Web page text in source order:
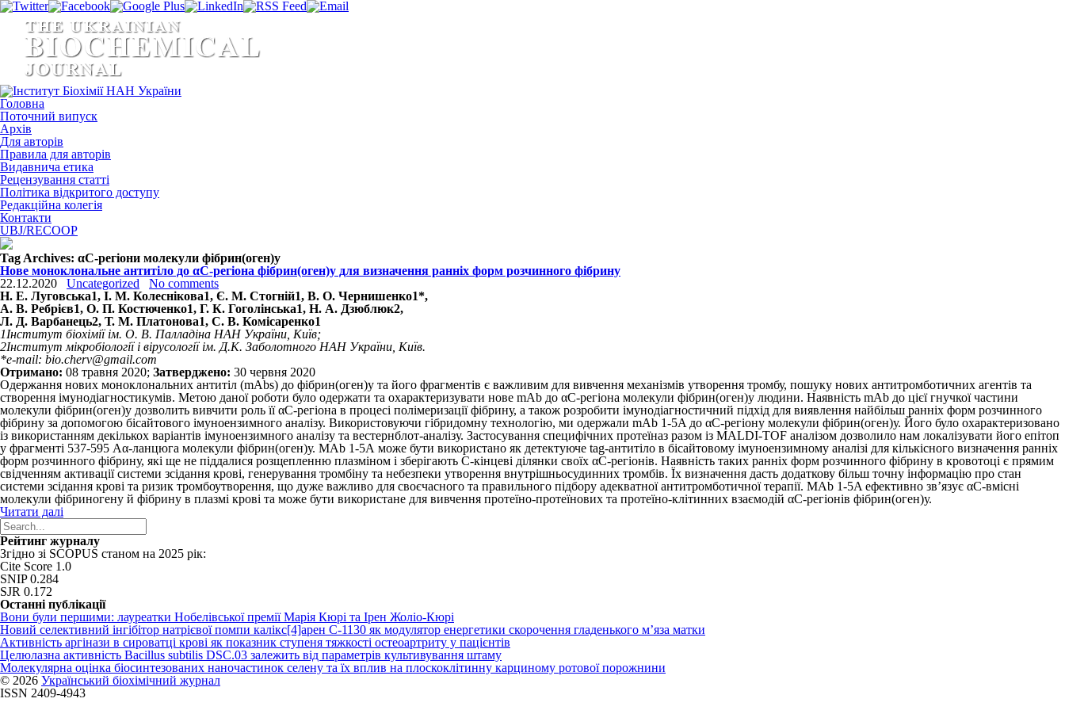
Головна
Поточний випуск
Архів
Для авторів
Правила для авторів
Видавнича етика
Рецензування статті
Політика відкритого доступу
Редакційна колегія
Контакти
UBJ/RECOOP
Tag Archives: αC-регіони молекули фібрин(оген)у
Нове моноклональне антитіло до αC-регіона фібрин(оген)у для визначення ранніх форм розчинного фібрину
22.12.2020
Uncategorized
No comments
Н. Е. Луговська1, І. М. Колеснікова1, Є. М. Стогній1, В. О. Чернишенко1*,
А. В. Ребрієв1, О. П. Костюченко1, Г. К. Гоголінська1, Н. А. Дзюблюк2,
Л. Д. Варбанець2, Т. М. Платонова1, С. В. Комісаренко1
1Інститут біохімії ім. О. В. Палладіна НАН України, Київ;
2Інститут мікробіології і вірусології ім. Д.К. Заболотного НАН України, Київ.
*e-mail: bio.cherv@gmail.com
Отримано: 08 травня 2020; Затверджено: 30 червня 2020
Одержання нових моноклональних антитіл (mAbs) до фібрин(оген)у та його фрагментів є важливим для вивчення механізмів утворення тромбу, пошуку нових антитромботичних агентів та
створення імунодіагностикумів. Метою даної роботи було одержати та охарактеризувати нове mAb до αС-регіона молекули фібрин(oген)у людини. Наявність mAb до цієї гнучкої частини
молекули фібрин(oген)у дозволить вивчити роль її αС-регіона в процесі полімеризації фібрину, а також розробити імунодіагностичний підхід для виявлення найбільш ранніх форм розчинного
фібрину за допомогою бісайтового імуноензимного аналізу. Використовуючи гібридомну технологію, ми одержали mAb 1-5A до αC-регіону молекули фібрин(оген)у. Його було охарактеризовано
із використанням декількох варіантів імуноензимного аналізу та вестернблот-аналізу. Застосування специфічних протеїназ разом із MALDI-TOF аналізом дозволило нам локалізувати його епітоп
у фрагменті 537-595 Aα-ланцюга молекули фібрин(oген)у. МАb 1-5А може бути використано як детектуюче tag-антитіло в бісайтовому імуноензимному аналізі для кількісного визначення ранніх
форм розчинного фібрину, які ще не піддалися розщепленню плазміном і зберігають С-кінцеві ділянки своїх αC-регіонів. Наявність таких ранніх форм розчинного фібрину в кровотоці є прямим
свідченням активації системи зсідання крові, генерування тромбіну та небезпеки утворення внутрішньосудинних тромбів. Їх визначення дасть додаткову більш точну інформацію про стан
системи зсідання крові та ризик тромбоутворення, що дуже важливо для своєчасного та правильного підбору адекватної антитромботичної терапії. MAb 1-5A ефективно зв’язує αC-вмісні
молекули фібриногену й фібрину в плазмі крові та може бути використане для вивчення протеїно-протеїнових та протеїно-клітинних взаємодій αC-регіонів фібрин(оген)у.
Читати далі
Рейтинг журналу
Згідно зі SCOPUS станом на 2025 рік:
Cite Score 1.0
SNIP 0.284
SJR 0.172
Останні публікації
Вони були першими: лауреатки Нобелівської премії Марія Кюрі та Ірен Жоліо-Кюрі
Новий cелективний інгібітор натрієвої помпи калікс[4]арен C-1130 як модулятор енергетики скорочення гладенького м’яза матки
Активність аргінази в сироватці крові як показник ступеня тяжкості остеоартриту у пацієнтів
Целюлазна активність Bacillus subtilis DSC.03 залежить від параметрів культивування штаму
Молекулярна оцінка біосинтезованих наночастинок селену та їх вплив на плоскоклітинну карциному ротової порожнини
© 2026 Український біохімічний журнал
ISSN 2409-4943